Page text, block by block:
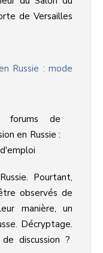
de Versailles
Russie : mode
Pourtant,
observés de
manière, un
Décryptage.
discussion ?